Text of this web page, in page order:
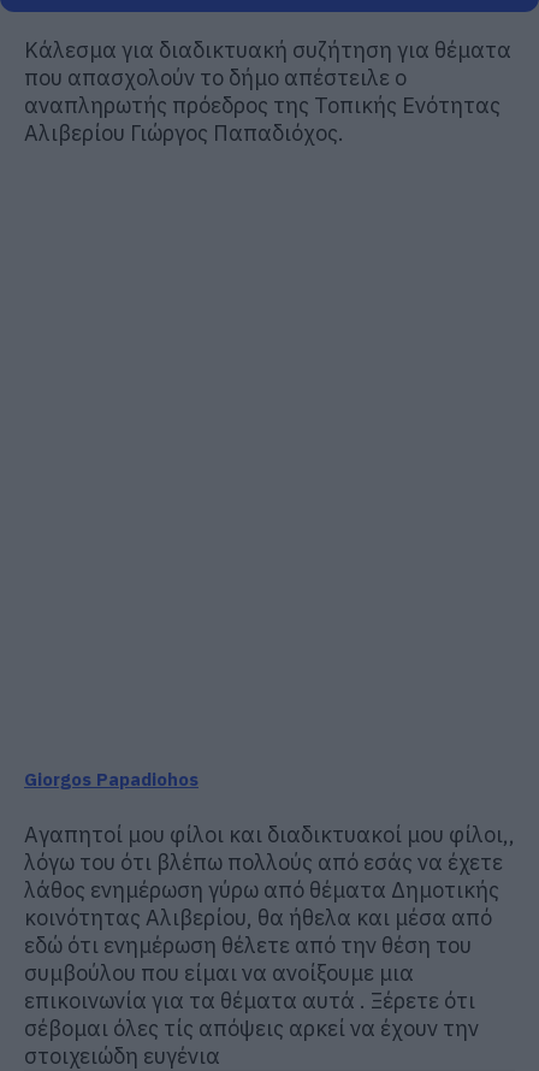
Κάλεσμα για διαδικτυακή συζήτηση για θέματα
που απασχολούν το δήμο απέστειλε ο
αναπληρωτής πρόεδρος της Τοπικής Ενότητας
Αλιβερίου Γιώργος Παπαδιόχος.
Giorgos Papadiohos
Αγαπητοί μου φίλοι και διαδικτυακοί μου φίλοι,,
λόγω του ότι βλέπω πολλούς από εσάς να έχετε
λάθος ενημέρωση γύρω από θέματα Δημοτικής
κοινότητας Αλιβερίου, θα ήθελα και μέσα από
εδώ ότι ενημέρωση θέλετε από την θέση του
συμβούλου που είμαι να ανοίξουμε μια
επικοινωνία για τα θέματα αυτά . Ξέρετε ότι
σέβομαι όλες τίς απόψεις αρκεί να έχουν την
στοιχειώδη ευγένια